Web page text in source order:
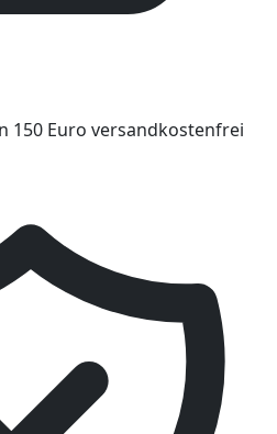
150 Euro versandkostenfrei